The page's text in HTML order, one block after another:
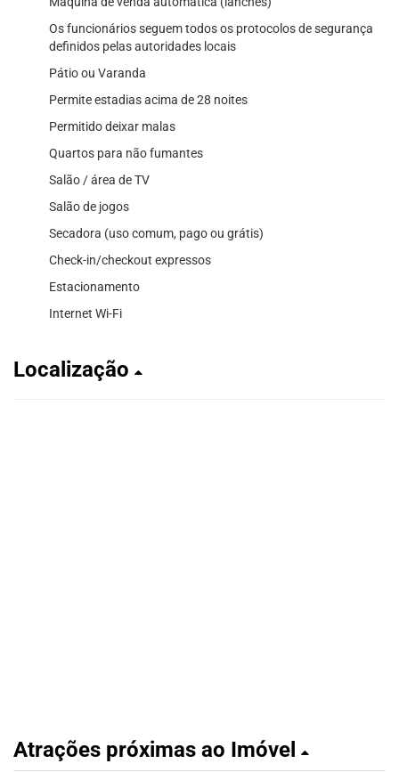
Os funcionários seguem todos os protocolos de segurança
definidos pelas autoridades locais
Pátio ou Varanda
Permite estadias acima de 28 noites
Permitido deixar malas
Quartos para não fumantes
Salão / área de TV
Salão de jogos
Secadora (uso comum, pago ou grátis)
Check-in/checkout expressos
Estacionamento
Internet Wi-Fi
Localização
Atrações próximas ao Imóvel